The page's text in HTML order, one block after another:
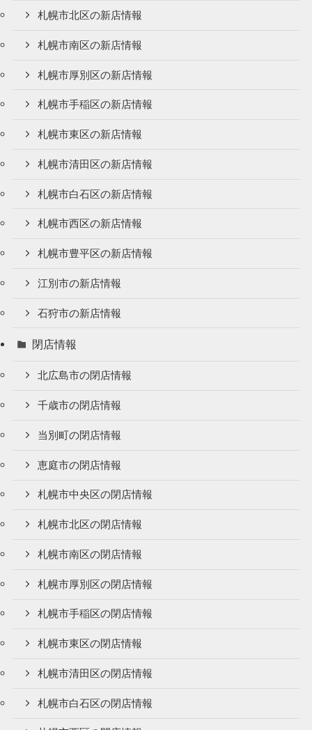
札幌市北区の新店情報
札幌市南区の新店情報
札幌市厚別区の新店情報
札幌市手稲区の新店情報
札幌市東区の新店情報
札幌市清田区の新店情報
札幌市白石区の新店情報
札幌市西区の新店情報
札幌市豊平区の新店情報
江別市の新店情報
石狩市の新店情報
閉店情報
北広島市の閉店情報
千歳市の閉店情報
当別町の閉店情報
恵庭市の閉店情報
札幌市中央区の閉店情報
札幌市北区の閉店情報
札幌市南区の閉店情報
札幌市厚別区の閉店情報
札幌市手稲区の閉店情報
札幌市東区の閉店情報
札幌市清田区の閉店情報
札幌市白石区の閉店情報